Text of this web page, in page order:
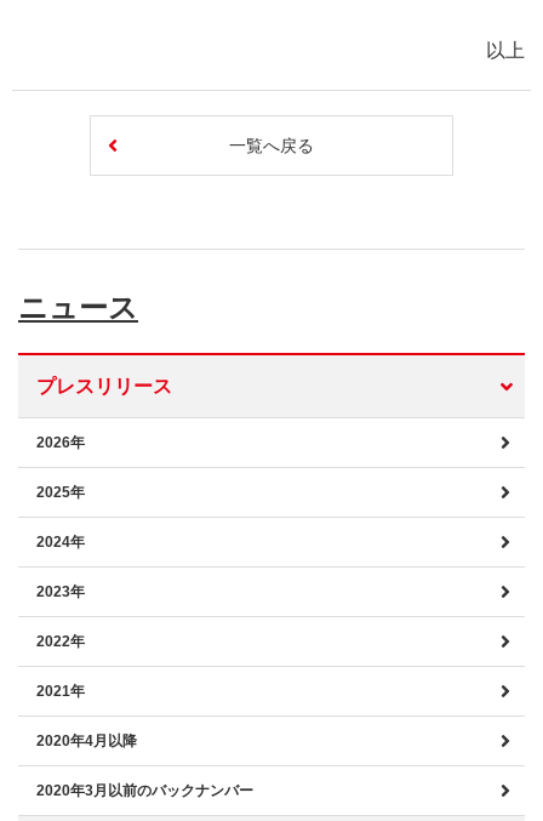
以上
一覧へ戻る
ニュース
プレスリリース
2026年
2025年
2024年
2023年
2022年
2021年
2020年4月以降
2020年3月以前のバックナンバー